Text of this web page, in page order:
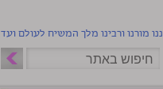
מורנו ורבינו מלך המשיח לעולם ועד